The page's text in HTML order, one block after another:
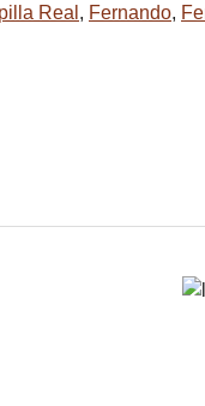
Real , Fernando,